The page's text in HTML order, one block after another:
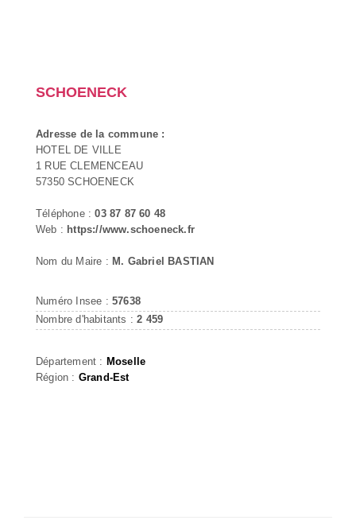
SCHOENECK
Adresse de la commune :
HOTEL DE VILLE
1 RUE CLEMENCEAU
57350 SCHOENECK
Téléphone :03 87 87 60 48
Web : https://www.schoeneck.fr
Nom du Maire : M. Gabriel BASTIAN
Numéro Insee : 57638
Nombre d'habitants :2 459
Département : Moselle
Région : Grand-Est